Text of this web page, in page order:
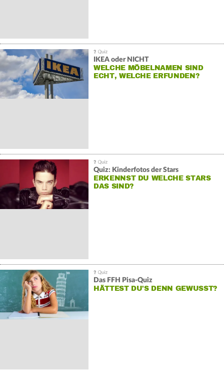
IKEA oder NICHT
WELCHE MÖBELNAMEN SIND
ECHT, WELCHE ERFUNDEN?
Quiz: Kinderfotos der Stars
ERKENNST DU WELCHE STARS
DAS SIND?
Das FFH Pisa-Quiz
HÄTTEST DU'S DENN GEWUSST?